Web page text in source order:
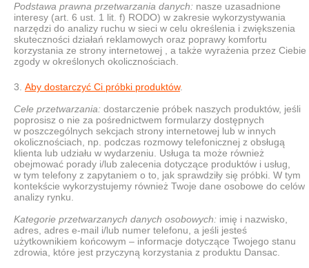
Podstawa prawna przetwarzania danych: nasze uzasadnione
interesy (art. 6 ust. 1 lit. f) RODO) w zakresie wykorzystywania
narzędzi do analizy ruchu w sieci w celu określenia i zwiększenia
skuteczności działań reklamowych oraz poprawy komfortu
korzystania ze strony internetowej , a także wyrażenia przez Ciebie
zgody w określonych okolicznościach.
Aby dostarczyć Ci próbki produktów.
Cele przetwarzania: dostarczenie próbek naszych produktów, jeśli
poprosisz o nie za pośrednictwem formularzy dostępnych
w poszczególnych sekcjach strony internetowej lub w innych
okolicznościach, np. podczas rozmowy telefonicznej z obsługą
klienta lub udziału w wydarzeniu. Usługa ta może również
obejmować porady i/lub zalecenia dotyczące produktów i usług,
w tym telefony z zapytaniem o to, jak sprawdziły się próbki. W tym
kontekście wykorzystujemy również Twoje dane osobowe do celów
analizy rynku.
Kategorie przetwarzanych danych osobowych: imię i nazwisko,
adres, adres e-mail i/lub numer telefonu, a jeśli jesteś
użytkownikiem końcowym – informacje dotyczące Twojego stanu
zdrowia, które jest przyczyną korzystania z produktu Dansac.